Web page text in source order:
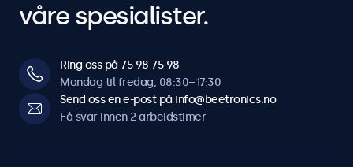
våre spesialister.
Ring oss på 75 98 75 98
Mandag til fredag, 08:30–17:30
Send oss en e-post på info@beetronics.no
Få svar innen 2 arbeidstimer